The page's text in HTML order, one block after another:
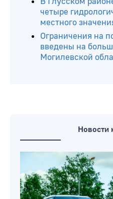
четыре
местного
Ограничения на
введены на
Могилевской
Новости